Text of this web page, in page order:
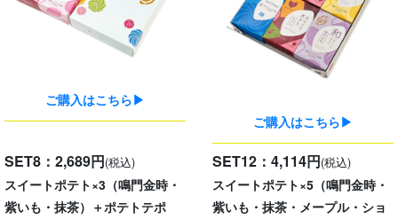
ご購入はこちら▶
ご購入はこちら▶
SET8：2,689円(税込)
スイートポテト×3（鳴門金時・
紫いも・抹茶）＋ポテトテポ
SET12：4,114円(税込)
スイートポテト×5（鳴門金時・
紫いも・抹茶・メープル・ショ